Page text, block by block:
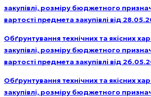
закупівлі, розміру бюджетного
вартості предмета закупівлі від
Обґрунтування технічних та якісних
закупівлі, розміру бюджетного
вартості предмета закупівлі від
Обґрунтування технічних та якісних
закупівлі, розміру бюджетного